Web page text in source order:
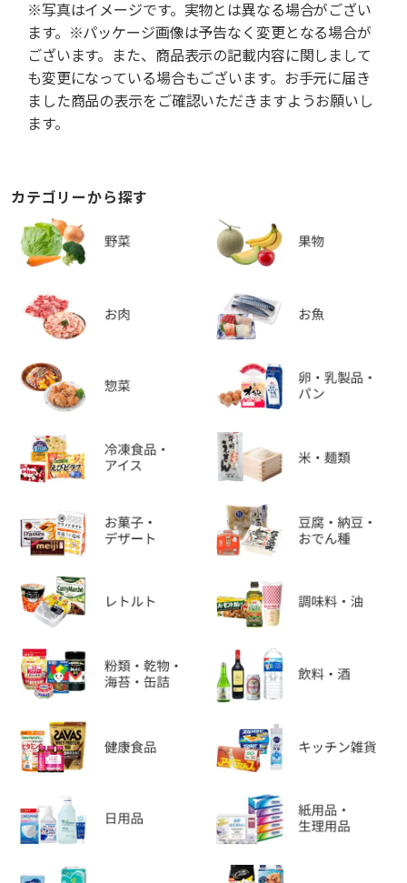
※写真はイメージです。実物とは異なる場合がござい
ます。※パッケージ画像は予告なく変更となる場合が
ございます。また、商品表示の記載内容に関しまして
も変更になっている場合もございます。お手元に届き
ました商品の表示をご確認いただきますようお願いし
ます。
カテゴリーから探す